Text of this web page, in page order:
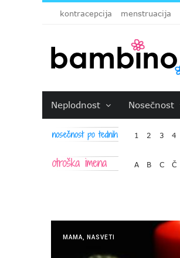
kontracepcija menstruacija
Neplodnost Nosečnost
1 2 3 4
A B C Č
MAMA NASVETI